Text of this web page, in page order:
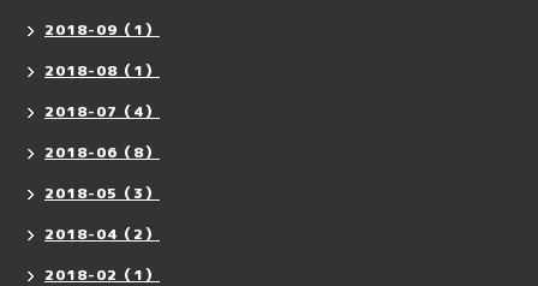
2018-09（1）
2018-08（1）
2018-07（4）
2018-06（8）
2018-05（3）
2018-04（2）
2018-02（1）